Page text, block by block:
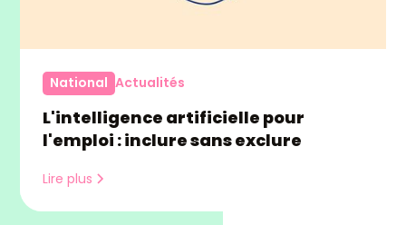
National Actualités
L'intelligence artificielle pour
l'emploi : inclure sans exclure
Lire plus